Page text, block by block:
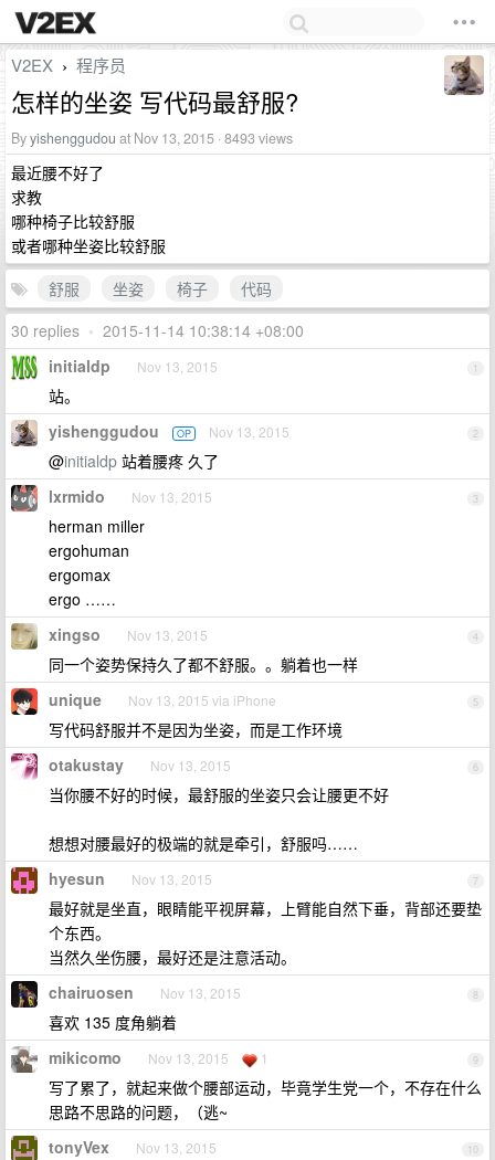
V2EX › 程序员
怎样的坐姿 写代码最舒服?
Byyishenggudou at Nov 13, 2015 · 8493 views
最近腰不好了
求教
哪种椅子比较舒服
或者哪种坐姿比较舒服
舒服
坐姿 椅子
代码
30 replies • 2015-11-14 10:38:14 +08:00
1
initialdp Nov 13, 2015
站。
2
yishenggudou OP Nov 13, 2015
@initialdp 站着腰疼 久了
3
lxrmido Nov 13, 2015
herman miller
ergohuman
ergomax
ergo ……
4
xingso Nov 13, 2015
同一个姿势保持久了都不舒服。。躺着也一样
5
unique Nov 13, 2015 via iPhone
写代码舒服并不是因为坐姿，而是工作环境
6
otakustay Nov 13, 2015
当你腰不好的时候，最舒服的坐姿只会让腰更不好
想想对腰最好的极端的就是牵引，舒服吗……
7
hyesun Nov 13, 2015
最好就是坐直，眼睛能平视屏幕，上臂能自然下垂，背部还要垫
个东西。
当然久坐伤腰，最好还是注意活动。
8
chairuosen Nov 13, 2015
喜欢 135 度角躺着
9
mikicomo Nov 13, 2015 1
写了累了，就起来做个腰部运动，毕竟学生党一个，不存在什么
思路不思路的问题，（逃~
10
tonyVex Nov 13, 2015